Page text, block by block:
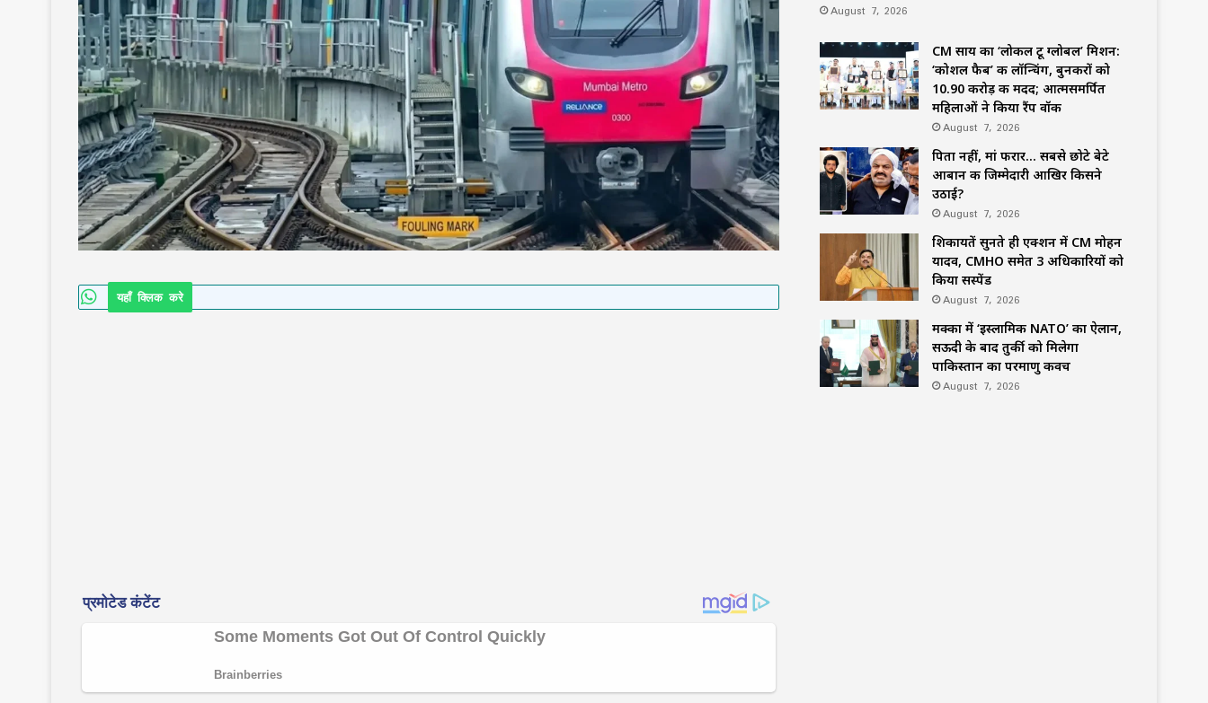
यहाँ क्लिक करे
August 7, 2026
CM साय का ‘लोकल टू ग्लोबल’ मिशन:
‘कोशल फैब’ की लॉन्चिंग, बुनकरों को
10.90 करोड़ की मदद; आत्मसमर्पित
महिलाओं ने किया रैंप वॉक
August 7, 2026
पिता नहीं, मां फरार… सबसे छोटे बेटे
आबान की जिम्मेदारी आखिर किसने
उठाई?
August 7, 2026
शिकायतें सुनते ही एक्शन में CM मोहन
यादव, CMHO समेत 3 अधिकारियों को
किया सस्पेंड
August 7, 2026
मक्का में ‘इस्लामिक NATO’ का ऐलान,
सऊदी के बाद तुर्की को मिलेगा
पाकिस्तान का परमाणु कवच
August 7, 2026